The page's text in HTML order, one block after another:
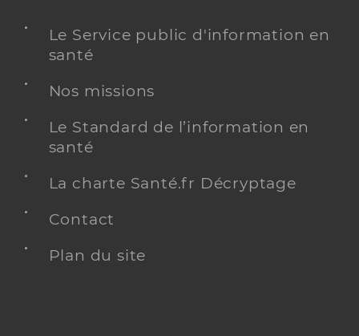
Le Service public d'information en
santé
Nos missions
Le Standard de l’information en
santé
La charte Santé.fr Décryptage
Contact
Plan du site